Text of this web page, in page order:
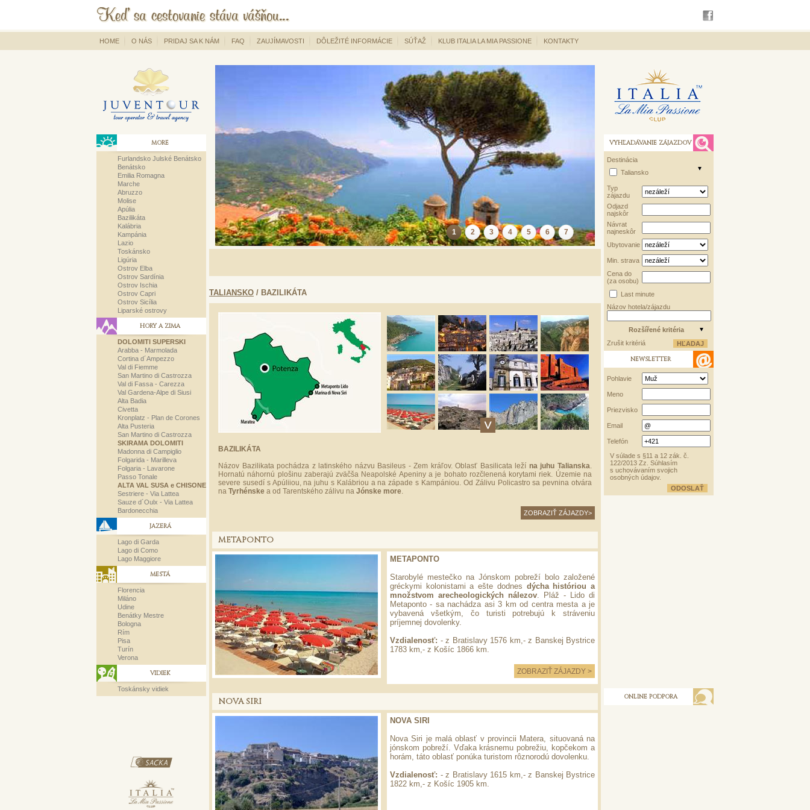
HOME O NÁS PRIDAJ SA K NÁM FAQ ZAUJÍMAVOSTI DÔLEŽITÉ INFORMÁCIE SÚŤAŽ KLUB ITALIA LA MIA PASSIONE KONTAKTY
MORE
Furlandsko Julské Benátsko
Benátsko
Emilia Romagna
Marche
Abruzzo
Molise
Apúlia
Bazilikáta
Kalábria
Kampánia
Lazio
Toskánsko
Ligúria
Ostrov Elba
Ostrov Sardínia
Ostrov Ischia
Ostrov Capri
Ostrov Sicília
Liparské ostrovy
HORY A ZIMA
DOLOMITI SUPERSKI
Arabba - Marmolada
Cortina d´Ampezzo
Val di Fiemme
San Martino di Castrozza
Val di Fassa - Carezza
Val Gardena-Alpe di Siusi
Alta Badia
Civetta
Kronplatz - Plan de Corones
Alta Pusteria
San Martino di Castrozza
SKIRAMA DOLOMITI
Madonna di Campiglio
Folgarida - Marilleva
Folgaria - Lavarone
Passo Tonale
ALTA VAL SUSA e CHISONE
Sestriere - Via Lattea
Sauze d´Oulx - Via Lattea
Bardonecchia
JAZERÁ
Lago di Garda
Lago di Como
Lago Maggiore
MESTÁ
Florencia
Miláno
Udine
Benátky Mestre
Bologna
Rím
Pisa
Turín
Verona
VIDIEK
Toskánsky vidiek
1 2 3 4 5 6 7
TALIANSKO / BAZILIKÁTA
BAZILIKÁTA
Názov Bazilikata pochádza z latinského názvu Basileus - Zem kráľov. Oblasť Basilicata leží na juhu Talianska.
Hornatú náhornú plošinu zaberajú zväčša Neapolské Apeniny a je bohato rozčlenená korytami riek. Územie na
severe susedí s Apúliiou, na juhu s Kalábriou a na západe s Kampániou. Od Zálivu Policastro sa pevnina otvára
na Tyrhénske a od Tarentského zálivu na Jónske more.
ZOBRAZIŤ ZÁJAZDY>
METAPONTO
METAPONTO
Starobylé mestečko na Jónskom pobreží bolo založené
gréckymi kolonistami a ešte dodnes dýcha históriou a
množstvom arecheologických nálezov. Pláž - Lido di
Metaponto - sa nachádza asi 3 km od centra mesta a je
vybavená všetkým, čo turisti potrebujú k stráveniu
príjemnej dovolenky.
Vzdialenosť: - z Bratislavy 1576 km,- z Banskej Bystrice
1783 km,- z Košíc 1866 km.
ZOBRAZIŤ ZÁJAZDY >
NOVA SIRI
NOVA SIRI
Nova Siri je malá oblasť v provincii Matera, situovaná na
jónskom pobreží. Vďaka krásnemu pobrežiu, kopčekom a
horám, táto oblasť ponúka turistom rôznorodú dovolenku.
Vzdialenosť: - z Bratislavy 1615 km,- z Banskej Bystrice
1822 km,- z Košíc 1905 km.
VYHĽADÁVANIE ZÁJAZDOV
Destinácia
Taliansko
Typ
zájazdu
Odjazd
najskôr
Návrat
najneskôr
Ubytovanie
Min. strava
Cena do
(za osobu)
Last minute
Názov hotela/zájazdu
Rozšířené kritéria
Zrušit kritériá
NEWSLETTER
Pohlavie
Meno
Priezvisko
Email
Telefón
V súlade s §11 a 12 zák. č.
122/2013 Zz. Súhlasím
s uchovávaním svojich
osobných údajov.
ONLINE PODPORA